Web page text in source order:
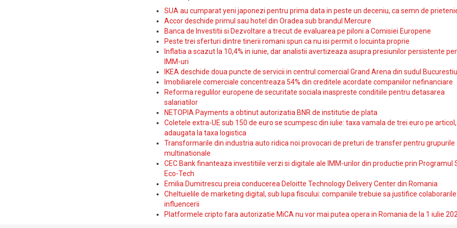
SUA au cumparat yeni japonezi pentru prima data in peste un deceniu, ca semn de
Accor deschide primul sau hotel din Oradea sub brandul Mercure
Banca de Investitii si Dezvoltare a trecut de evaluarea pe piloni a Comisiei Europene
Peste trei sferturi dintre tinerii romani spun ca nu isi permit o locuinta proprie
Inflatia a scazut la 10,4% in iunie, dar analistii avertizeaza asupra presiunilor persistente
IMM-uri
IKEA deschide doua puncte de servicii in centrul comercial Grand Arena din sudul
Imobiliarele comerciale concentreaza 54% din creditele acordate companiilor nefinanciare
Reforma regulilor europene de securitate sociala inaspreste conditiile pentru detasarea
salariatilor
NETOPIA Payments a obtinut autorizatia BNR de institutie de plata
Coletele extra-UE sub 150 de euro se scumpesc din iulie: taxa vamala de trei euro pe articol,
adaugata la taxa logistica
Transformarile din industria auto ridica noi provocari de preturi de transfer pentru grupurile
multinationale
CEC Bank finanteaza investitiile verzi si digitale ale IMM-urilor din productie prin Programul
Eco-Tech
Emilia Dumitrescu preia conducerea Deloitte Technology Delivery Center din Romania
Cheltuielile de marketing digital, sub lupa fiscului: companiile trebuie sa justifice colaborarile
influencerii
Platformele cripto fara autorizatie MiCA nu vor mai putea opera in Romania de la 1 iulie